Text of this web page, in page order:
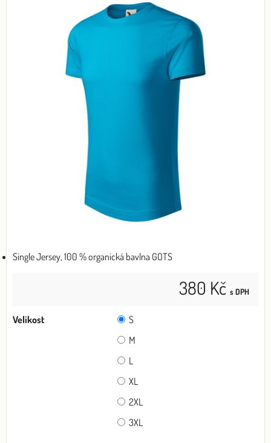
Single Jersey, 100 % organická bavlna GOTS
380 Kč s DPH
Velikost
S
M
L
XL
2XL
3XL